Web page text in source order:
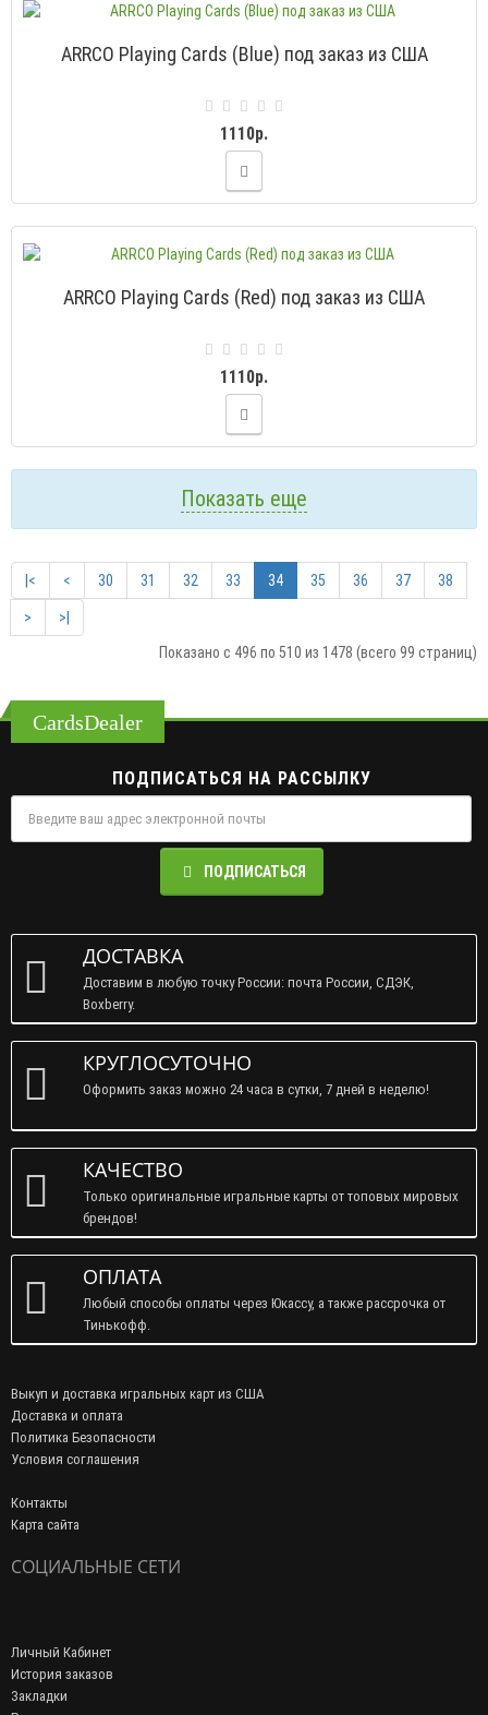
ARRCO Playing Cards (Blue) под заказ из США
1110р.
ARRCO Playing Cards (Red) под заказ из США
1110р.
Показать еще
|< < 30 31 32 33 34 35 36 37 38
>
>|
Показано с 496 по 510 из 1478 (всего 99 страниц)
CardsDealer
ПОДПИСАТЬСЯ НА РАССЫЛКУ
ПОДПИСАТЬСЯ
ДОСТАВКА
Доставим в любую точку России: почта России, СДЭК,
Boxberry.
КРУГЛОСУТОЧНО
Оформить заказ можно 24 часа в сутки, 7 дней в неделю!
КАЧЕСТВО
Только оригинальные игральные карты от топовых мировых
брендов!
ОПЛАТА
Любый способы оплаты через Юкассу, а также рассрочка от
Тинькофф.
Выкуп и доставка игральных карт из США
Доставка и оплата
Политика Безопасности
Условия соглашения
Контакты
Карта сайта
СОЦИАЛЬНЫЕ СЕТИ
Личный Кабинет
История заказов
Закладки